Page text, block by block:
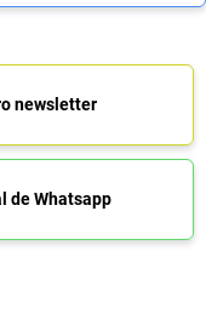
newsletter
de Whatsapp